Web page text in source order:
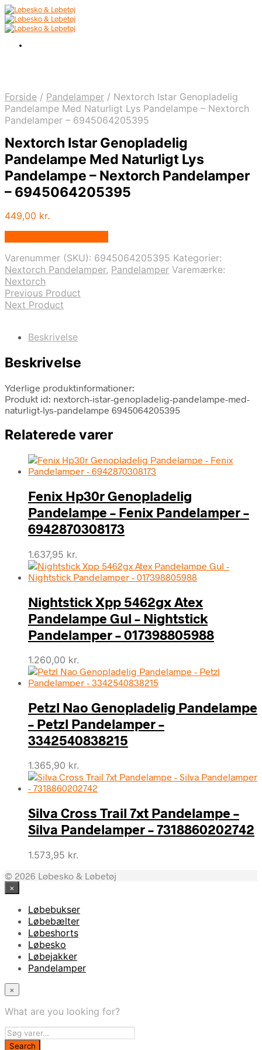
Forside / Pandelamper / Nextorch Istar Genopladelig
Pandelampe Med Naturligt Lys Pandelampe – Nextorch
Pandelamper – 6945064205395
Nextorch Istar Genopladelig
Pandelampe Med Naturligt Lys
Pandelampe – Nextorch Pandelamper
– 6945064205395
449,00 kr.
Varenummer (SKU): 6945064205395 Kategorier:
Nextorch Pandelamper, Pandelamper Varemærke:
Nextorch
Previous Product
Next Product
Beskrivelse
Beskrivelse
Yderlige produktinformationer:
Produkt id: nextorch-istar-genopladelig-pandelampe-med-
naturligt-lys-pandelampe 6945064205395
Relaterede varer
Fenix Hp30r Genopladelig
Pandelampe – Fenix Pandelamper –
6942870308173
1.637,95 kr.
Nightstick Xpp 5462gx Atex
Pandelampe Gul – Nightstick
Pandelamper – 017398805988
1.260,00 kr.
Petzl Nao Genopladelig Pandelampe
– Petzl Pandelamper –
3342540838215
1.365,90 kr.
Silva Cross Trail 7xt Pandelampe –
Silva Pandelamper – 7318860202742
1.573,95 kr.
© 2026 Løbesko & Løbetøj
×
Løbebukser
Løbebælter
Løbeshorts
Løbesko
Løbejakker
Pandelamper
×
What are you looking for?